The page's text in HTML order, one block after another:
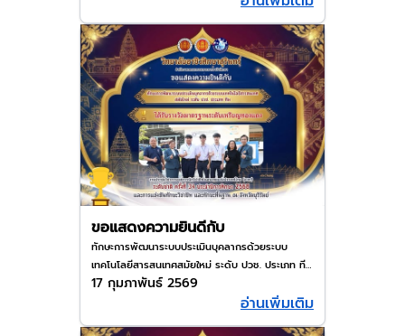
ขอแสดงความยินดีกับ
ทักษะการพัฒนาระบบประเมินบุคลากรด้วยระบบ
เทคโนโลยีสารสนเทศสมัยใหม่ ระดับ ปวช. ประเภท ทีม
ได้รับรางวัลมาตรฐานเหรียญทองแดง ในงานประชุม
องค์การนักวิชาชีพในอนาคตแห่งประเทศไทย ระดับ
17 กุมภาพันธ์ 2569
อ่านเพิ่มเติม